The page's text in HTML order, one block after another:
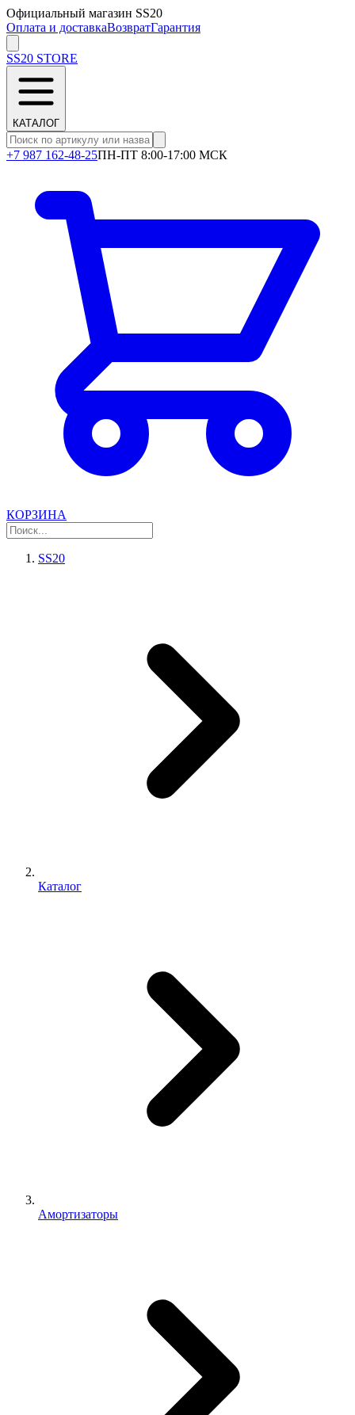
Официальный магазин SS20
Оплата и доставкаВозвратГарантия
SS20 STORE
КАТАЛОГ
+7 987 162-48-25ПН-ПТ 8:00-17:00 МСК
КОРЗИНА
SS20
Каталог
Амортизаторы